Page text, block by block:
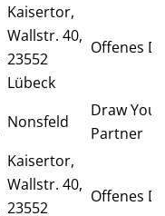
Kaisertor,
Wallstr. 40,
23552
Lübeck
Offenes
Nonsfeld
Draw Your
Partner
Kaisertor,
Wallstr. 40,
23552
Offenes